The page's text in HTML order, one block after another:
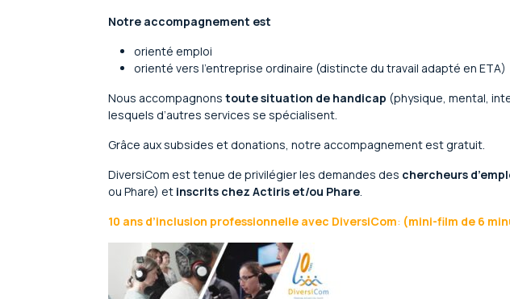
Notre accompagnement est
orienté emploi
orienté vers l’entreprise ordinaire (distincte du travail adapté en ETA)
Nous accompagnons toute situation de handicap (physique, mental,
lesquels d’autres services se spécialisent.
Grâce aux subsides et donations, notre accompagnement est gratuit.
DiversiCom est tenue de privilégier les demandes des chercheurs
ou Phare) et inscrits chez Actiris et/ou Phare.
10 ans d’inclusion professionnelle avec DiversiCom: (mini-film de 6